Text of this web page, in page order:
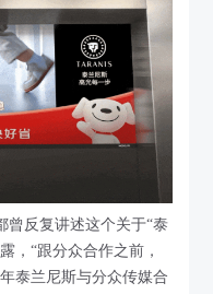
曾反复讲述这个关于“泰
，“跟分众合作之前，
泰兰尼斯与分众传媒合